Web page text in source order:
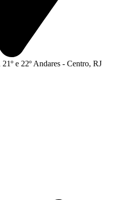
e 22º Andares - Centro, RJ